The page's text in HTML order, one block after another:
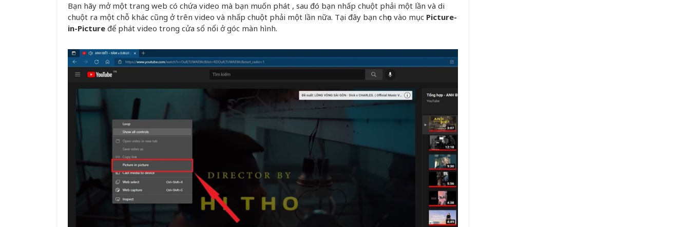
Bạn hãy mở một trang web có chứa video mà bạn muốn phát , sau đó bạn nhấp chuột phải một lần và di
chuột ra một chỗ khác cũng ở trên video và nhấp chuột phải một lần nữa. Tại đây bạn chọn vào mục Picture-
in-Picture để phát video trong cửa sổ nổi ở góc màn hình.